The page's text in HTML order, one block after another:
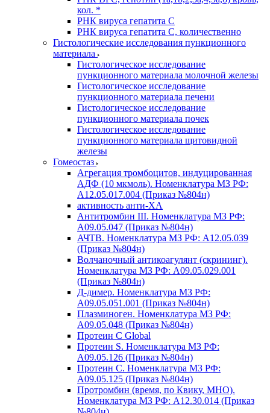
кол. *
РНК вируса гепатита C
РНК вируса гепатита C, количественно
Гистологические исследования пункционного
материала
Гистологическое исследование
пункционного материала молочной железы
Гистологическое исследование
пункционного материала печени
Гистологическое исследование
пункционного материала почек
Гистологическое исследование
пункционного материала щитовидной
железы
Гомеостаз
Агрегация тромбоцитов, индуцированная
АДФ (10 мкмоль). Номенклатура МЗ РФ:
A12.05.017.004 (Приказ №804н)
активность анти-ХА
Антитромбин III. Номенклатура МЗ РФ:
A09.05.047 (Приказ №804н)
АЧТВ. Номенклатура МЗ РФ: A12.05.039
(Приказ №804н)
Волчаночный антикоагулянт (скрининг).
Номенклатура МЗ РФ: A09.05.029.001
(Приказ №804н)
Д-димер. Номенклатура МЗ РФ:
A09.05.051.001 (Приказ №804н)
Плазминоген. Номенклатура МЗ РФ:
A09.05.048 (Приказ №804н)
Протеин C Global
Протеин S. Номенклатура МЗ РФ:
A09.05.126 (Приказ №804н)
Протеин С. Номенклатура МЗ РФ:
A09.05.125 (Приказ №804н)
Протромбин (время, по Квику, МНО).
Номенклатура МЗ РФ: A12.30.014 (Приказ